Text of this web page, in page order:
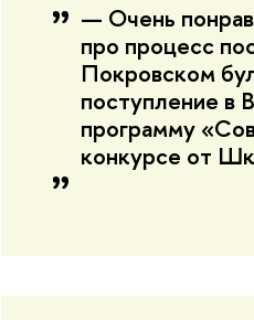
— Очень
про процесс
Покровском
поступление в
программу
конкурсе от